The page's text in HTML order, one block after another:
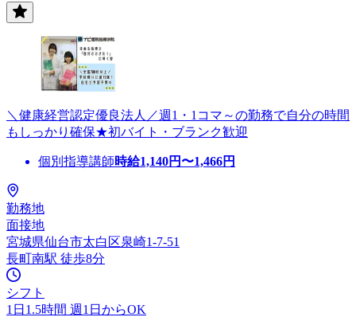
＼健康経営認定優良法人／週1・1コマ～の勤務で自分の時間
もしっかり確保★初バイト・ブランク歓迎
個別指導講師時給1,140円〜1,466円
勤務地
面接地
宮城県仙台市太白区泉崎1-7-51
長町南駅 徒歩8分
シフト
1日1.5時間 週1日からOK